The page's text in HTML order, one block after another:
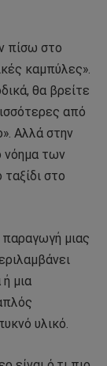
πίσω στο
καμπύλες».
θα βρείτε
από
Αλλά στην
νόημα των
στο
μιας
μια
υλικό.